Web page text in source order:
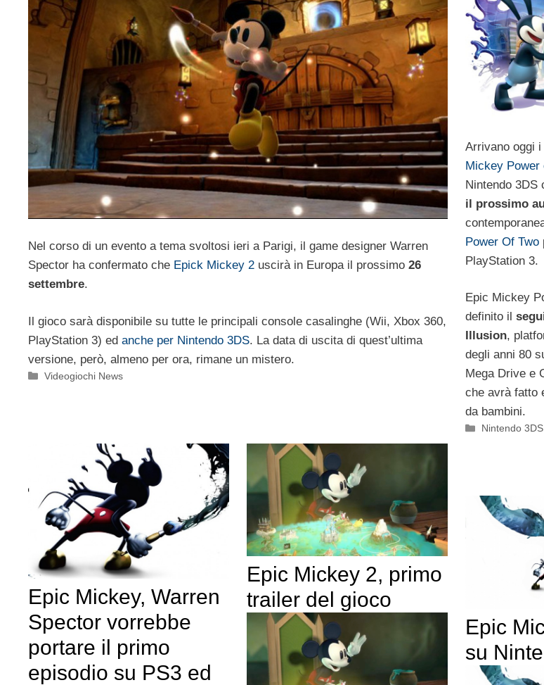
Nel corso di un evento a tema svoltosi ieri a Parigi, il game designer Warren
Spector ha confermato che Epick Mickey 2 uscirà in Europa il prossimo 26
settembre.
Il gioco sarà disponibile su tutte le principali console casalinghe (Wii, Xbox 360,
PlayStation 3) ed anche per Nintendo 3DS. La data di uscita di quest’ultima
versione, però, almeno per ora, rimane un mistero.
Categorie
Videogiochi News
Arrivano oggi
Mickey Power
Nintendo 3DS
il prossimo
Power Of Two
PlayStation 3.
Epic Mickey
definito il
Illusion,
degli anni 80
Mega Drive e
che avrà fatto
da bambini.
Categorie
Nintendo 3DS
Epic Mickey, Warren
Spector vorrebbe
portare il primo
episodio su PS3 ed
Epic Mickey 2, primo
trailer del gioco
Epic
su